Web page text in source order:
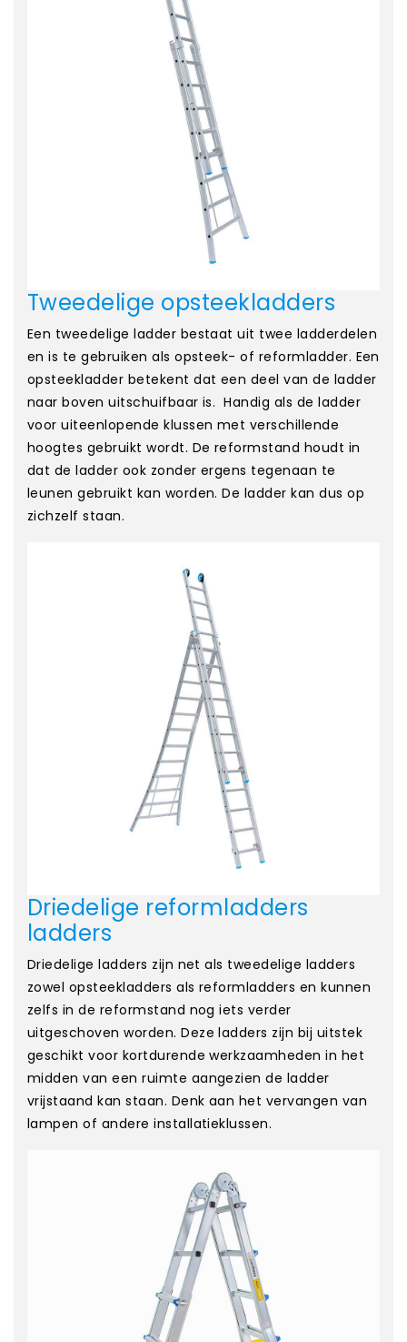
Tweedelige opsteekladders
Een tweedelige ladder bestaat uit twee ladderdelen
en is te gebruiken als opsteek- of reformladder. Een
opsteekladder betekent dat een deel van de ladder
naar boven uitschuifbaar is. Handig als de ladder
voor uiteenlopende klussen met verschillende
hoogtes gebruikt wordt. De reformstand houdt in
dat de ladder ook zonder ergens tegenaan te
leunen gebruikt kan worden. De ladder kan dus op
zichzelf staan.
Driedelige reformladders
ladders
Driedelige ladders zijn net als tweedelige ladders
zowel opsteekladders als reformladders en kunnen
zelfs in de reformstand nog iets verder
uitgeschoven worden. Deze ladders zijn bij uitstek
geschikt voor kortdurende werkzaamheden in het
midden van een ruimte aangezien de ladder
vrijstaand kan staan. Denk aan het vervangen van
lampen of andere installatieklussen.